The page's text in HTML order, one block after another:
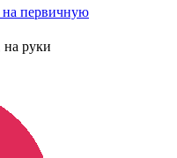
на первичную
на руки